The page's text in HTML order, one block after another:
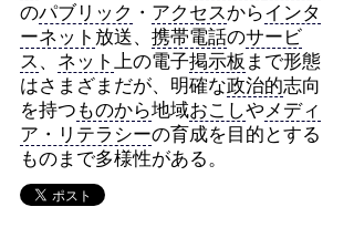
のパブリック ・ アクセスからインタ
ーネット 放送、 携帯電話のサービ
ス 、 ネット 上の電子掲示板 まで形態
はさまざまだが、明確な政治的志向
を持つ ものから地域おこしやメディ
ア・リテラシーの育成を目的とする
ものまで多様性がある。